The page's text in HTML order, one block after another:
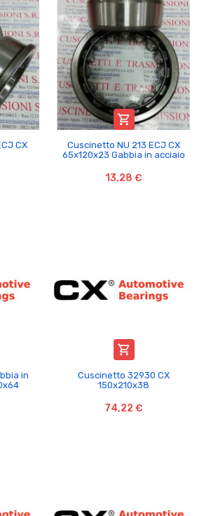
CX

Cuscinetto NU 213 ECJ CX
65x120x23 Gabbia in acciaio
13,28 €
in

Cuscinetto 32930 CX
150x210x38
74,22 €